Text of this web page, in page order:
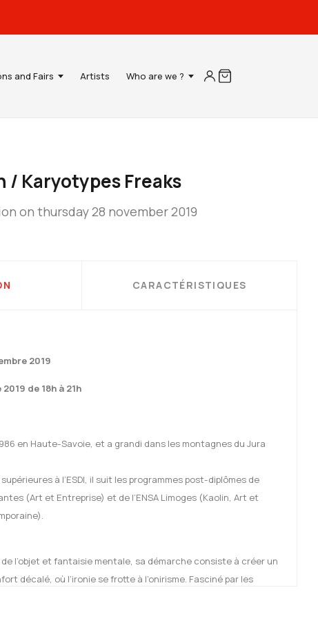
and Fairs Artists Who are we ?
/ Karyotypes Freaks
on thursday 28 november 2019
CARACTÉRISTIQUES
2019
de 18h à 21h
en Haute-Savoie, et a grandi dans les montagnes du Jura
à l’ESDI, il suit les programmes post-diplômes de
(Art et Entreprise) et de l’ENSA Limoges (Kaolin, Art et
l’objet et fantaisie mentale, sa démarche consiste à créer un
décalé, où l’ironie se frotte à l’onirisme. Fasciné par les